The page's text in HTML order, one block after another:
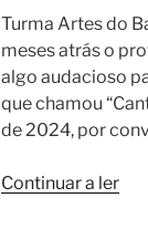
Turma Artes do
meses atrás o
algo audacioso
que chamou
de 2024, por
Continuar a ler